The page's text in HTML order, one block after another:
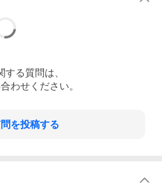
する質問は、
わせください。
を投稿する